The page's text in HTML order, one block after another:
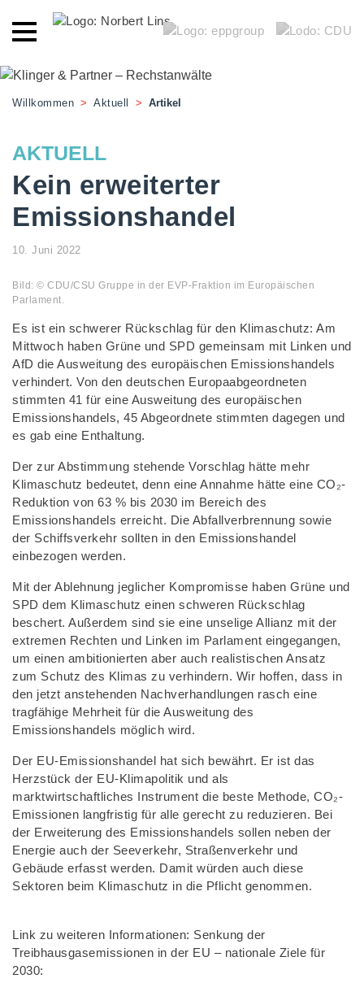
Willkommen > Aktuell > Artikel
AKTUELL
Kein erweiterter
Emissionshandel
10. Juni 2022
Bild: © CDU/CSU Gruppe in der EVP-Fraktion im Europäischen
Parlament.
Es ist ein schwerer Rückschlag für den Klimaschutz: Am
Mittwoch haben Grüne und SPD gemeinsam mit Linken und
AfD die Ausweitung des europäischen Emissionshandels
verhindert. Von den deutschen Europaabgeordneten
stimmten 41 für eine Ausweitung des europäischen
Emissionshandels, 45 Abgeordnete stimmten dagegen und
es gab eine Enthaltung.
Der zur Abstimmung stehende Vorschlag hätte mehr
Klimaschutz bedeutet, denn eine Annahme hätte eine CO₂-
Reduktion von 63 % bis 2030 im Bereich des
Emissionshandels erreicht. Die Abfallverbrennung sowie
der Schiffsverkehr sollten in den Emissionshandel
einbezogen werden.
Mit der Ablehnung jeglicher Kompromisse haben Grüne und
SPD dem Klimaschutz einen schweren Rückschlag
beschert. Außerdem sind sie eine unselige Allianz mit der
extremen Rechten und Linken im Parlament eingegangen,
um einen ambitionierten aber auch realistischen Ansatz
zum Schutz des Klimas zu verhindern. Wir hoffen, dass in
den jetzt anstehenden Nachverhandlungen rasch eine
tragfähige Mehrheit für die Ausweitung des
Emissionshandels möglich wird.
Der EU-Emissionshandel hat sich bewährt. Er ist das
Herzstück der EU-Klimapolitik und als
marktwirtschaftliches Instrument die beste Methode, CO₂-
Emissionen langfristig für alle gerecht zu reduzieren. Bei
der Erweiterung des Emissionshandels sollen neben der
Energie auch der Seeverkehr, Straßenverkehr und
Gebäude erfasst werden. Damit würden auch diese
Sektoren beim Klimaschutz in die Pflicht genommen.
Link zu weiteren Informationen: Senkung der
Treibhausgasemissionen in der EU – nationale Ziele für
2030: